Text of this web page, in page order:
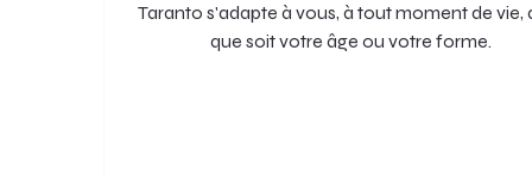
Taranto s'adapte à vous, à tout moment de vie,
que soit votre âge ou votre forme.